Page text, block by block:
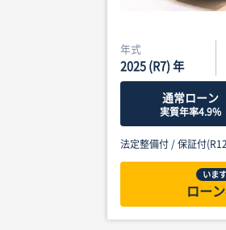
年式
2025 (R7) 年
通常ローン
実質年率4.9%
法定整備付 /保証付
いま
ロー